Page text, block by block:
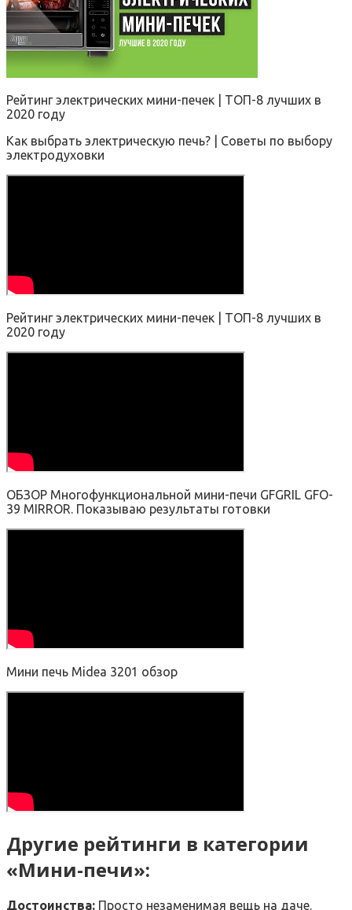
Рейтинг электрических мини-печек | ТОП-8 лучших в
2020 году
Как выбрать электрическую печь? | Советы по выбору
электродуховки
Рейтинг электрических мини-печек | ТОП-8 лучших в
2020 году
ОБЗОР Многофункциональной мини-печи GFGRIL GFO-
39 MIRROR. Показываю результаты готовки
Мини печь Midea 3201 обзор
Другие рейтинги в категории
«Мини-печи»:
Достоинства: Просто незаменимая вещь на даче.